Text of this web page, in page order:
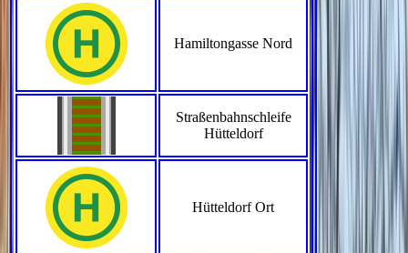
Hamiltongasse Nord
Straßenbahnschleife
Hütteldorf
Hütteldorf Ort